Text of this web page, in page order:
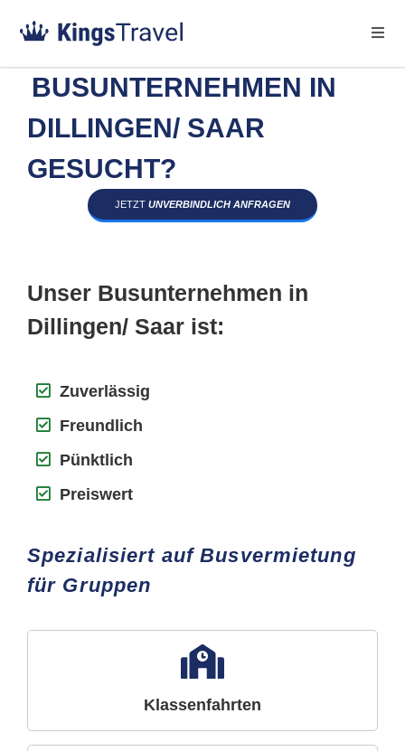
BUSUNTERNEHMEN IN
DILLINGEN/ SAAR
GESUCHT?
JETZT UNVERBINDLICH ANFRAGEN
Unser Busunternehmen in
Dillingen/ Saar ist:
Zuverlässig
Freundlich
Pünktlich
Preiswert
Spezialisiert auf Busvermietung
für Gruppen
Klassenfahrten